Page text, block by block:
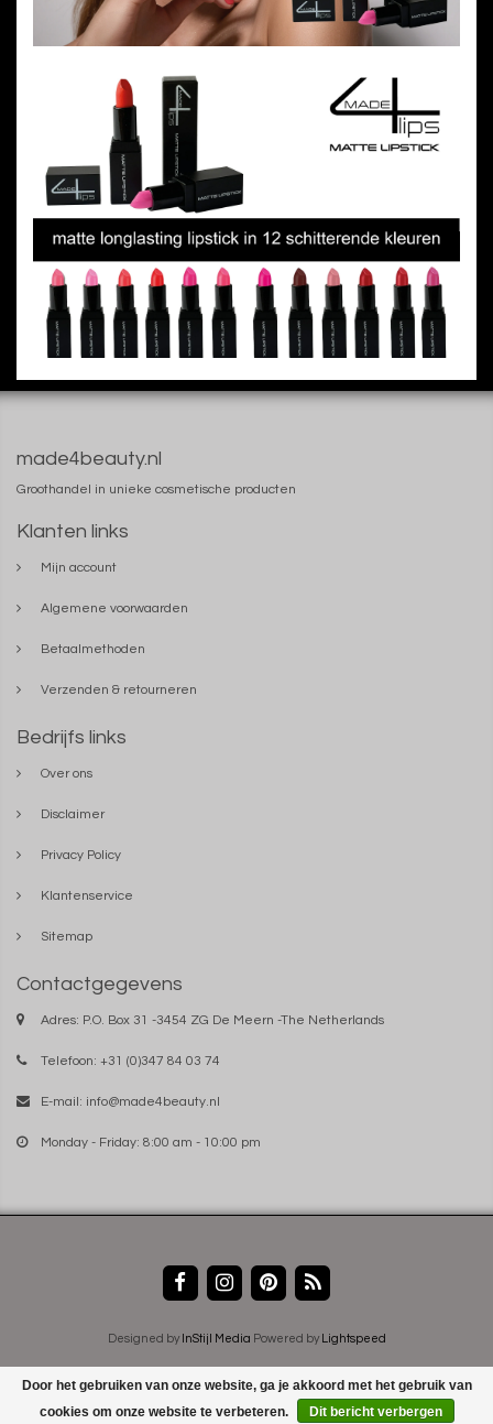
made4beauty.nl
Groothandel in unieke cosmetische producten
Klanten links
Mijn account
Algemene voorwaarden
Betaalmethoden
Verzenden & retourneren
Bedrijfs links
Over ons
Disclaimer
Privacy Policy
Klantenservice
Sitemap
Contactgegevens
Adres: P.O. Box 31 -3454 ZG De Meern -The Netherlands
Telefoon: +31 (0)347 84 03 74
E-mail: info@made4beauty.nl
Monday - Friday: 8:00 am - 10:00 pm
Designed by InStijl Media Powered by Lightspeed
Door het gebruiken van onze website, ga je akkoord met het gebruik van
cookies om onze website te verbeteren.
Dit bericht verbergen